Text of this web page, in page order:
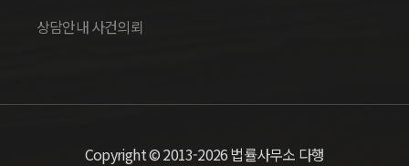
상담안내 사건의뢰
Copyright © 2013-2026 법률사무소 다행